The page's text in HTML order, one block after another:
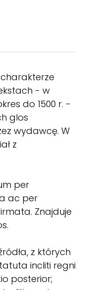
- w
do 1500 r. -
glos
wydawcę. W
z
per
ac per
Znajduje
z których
incliti regni
posterior;